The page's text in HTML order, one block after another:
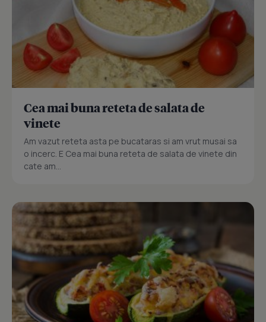
Cea mai buna reteta de salata de
vinete
Am vazut reteta asta pe bucataras si am vrut musai sa
o incerc. E Cea mai buna reteta de salata de vinete din
cate am...